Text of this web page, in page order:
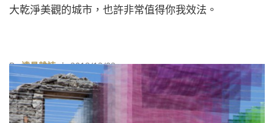
大乾淨美觀的城市，也許非常值得你我效法。
By遠見雜誌| 2018/12/02